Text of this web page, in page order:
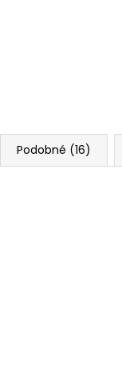
Podobné (16)